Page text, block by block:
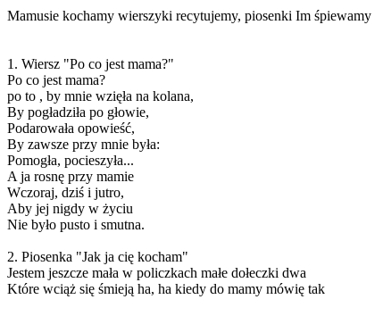
Mamusie kochamy wierszyki recytujemy, piosenki Im śpiewamy
1. Wiersz "Po co jest mama?"
Po co jest mama?
po to , by mnie wzięła na kolana,
By pogładziła po głowie,
Podarowała opowieść,
By zawsze przy mnie była:
Pomogła, pocieszyła...
A ja rosnę przy mamie
Wczoraj, dziś i jutro,
Aby jej nigdy w życiu
Nie było pusto i smutna.
2. Piosenka "Jak ja cię kocham"
Jestem jeszcze mała w policzkach małe dołeczki dwa
Które wciąż się śmieją ha, ha kiedy do mamy mówię tak